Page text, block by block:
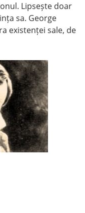
Lipsește doar
sa. George
existenței sale, de